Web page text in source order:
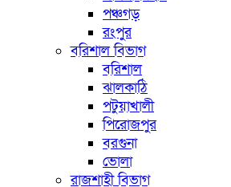
পঞ্চগড়
রংপুর
বরিশাল বিভাগ
বরিশাল
ঝালকাঠি
পটুয়াখালী
পিরোজপুর
বরগুনা
ভোলা
রাজশাহী বিভাগ